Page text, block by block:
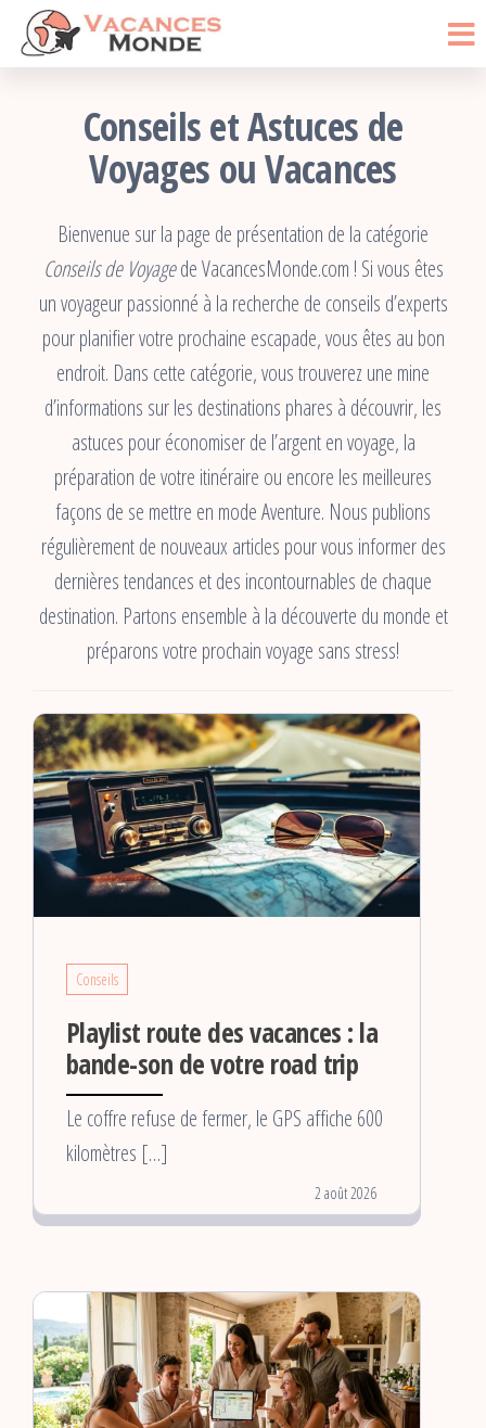
Passer
Monde
Conseils et Astuces de
Voyages ou Vacances
Bienvenue sur la page de présentation de la catégorie
Conseils de Voyagede VacancesMonde.com ! Si vous êtes
un voyageur passionné à la recherche de conseils d’experts
pour planifier votre prochaine escapade, vous êtes au bon
endroit. Dans cette catégorie, vous trouverez une mine
d’informations sur les destinations phares à découvrir, les
astuces pour économiser de l’argent en voyage, la
préparation de votre itinéraire ou encore les meilleures
façons de se mettre en mode Aventure. Nous publions
régulièrement de nouveaux articles pour vous informer des
dernières tendances et des incontournables de chaque
destination. Partons ensemble à la découverte du monde et
préparons votre prochain voyage sans stress!
Conseils
Playlist route des vacances : la
bande-son de votre road trip
Le coffre refuse de fermer, le GPS affiche 600
kilomètres […]
2 août 2026